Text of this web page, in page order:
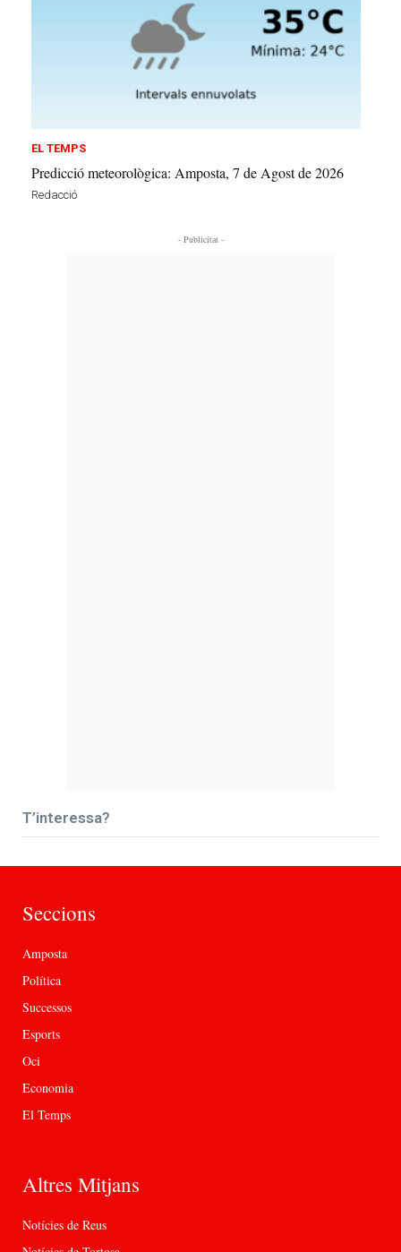
EL TEMPS
Predicció meteorològica: Amposta, 7 de Agost de 2026
Redacció
- Publicitat -
T’interessa?
Seccions
Amposta
Política
Successos
Esports
Oci
Economia
El Temps
Altres Mitjans
Notícies de Reus